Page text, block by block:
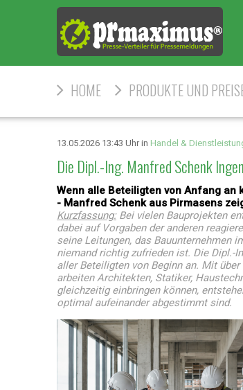
HOME PRODUKTE UND
13.05.2026 13:43 Uhr in Handel &
Die Dipl.-Ing. Manfred Schenk
Wenn alle Beteiligten von Anfang
- Manfred Schenk aus Pirmasens
Kurzfassung:Bei vielen Bauprojekten
dabei auf Vorgaben der anderen
seine Leitungen, das Bauunternehmen
niemand richtig zufrieden ist. Die Dipl.-
aller Beteiligten von Beginn an. Mit
arbeiten Architekten, Statiker,
gleichzeitig einbringen können,
optimal aufeinander abgestimmt sind.